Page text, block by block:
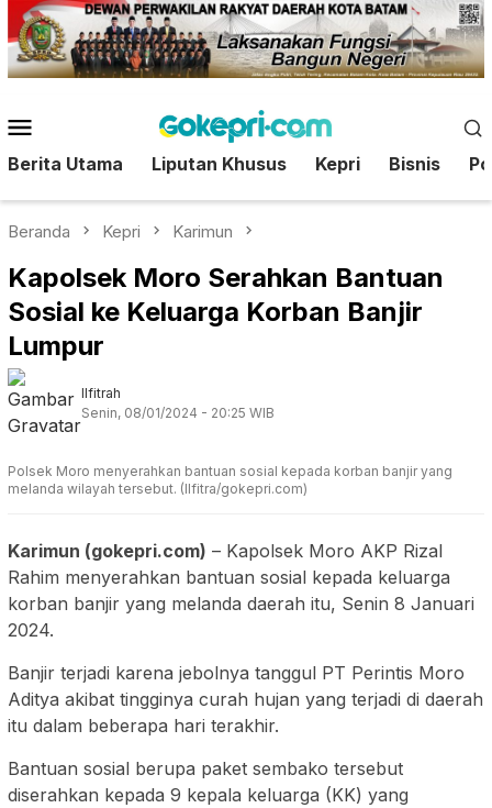
Loncat
ke
konten
Mobile
Berita Utama Liputan Khusus Kepri Bisnis
Beranda Kepri Karimun
Kapolsek Moro Serahkan Bantuan
Sosial ke Keluarga Korban Banjir
Lumpur
Ilfitrah
Senin, 08/01/2024 - 20:25 WIB
Polsek Moro menyerahkan bantuan sosial kepada korban banjir yang
melanda wilayah tersebut. (Ilfitra/gokepri.com)
Karimun (gokepri.com) – Kapolsek Moro AKP Rizal
Rahim menyerahkan bantuan sosial kepada keluarga
korban banjir yang melanda daerah itu, Senin 8 Januari
2024.
Banjir terjadi karena jebolnya tanggul PT Perintis Moro
Aditya akibat tingginya curah hujan yang terjadi di daerah
itu dalam beberapa hari terakhir.
Bantuan sosial berupa paket sembako tersebut
diserahkan kepada 9 kepala keluarga (KK) yang